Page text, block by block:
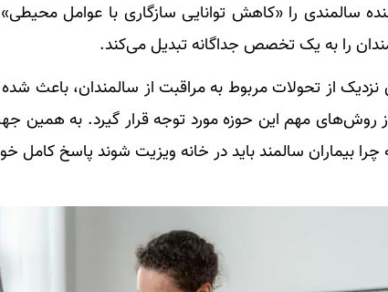
سالمندی را «کاهش توانایی سازگاری با عوامل
را به یک تخصص جداگانه تبدیل می‌کند.
از تحولات مربوط به مراقبت از سالمندان، باعث
روش‌های مهم این حوزه مورد توجه قرار گیرد. به همین
بیماران سالمند باید در خانه ویزیت شوند پاسخ کامل